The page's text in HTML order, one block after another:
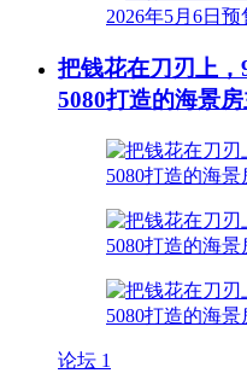
把钱花在刀刃上
5080打造的海景
论坛 1